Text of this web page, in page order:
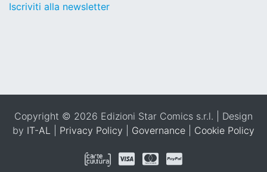
Iscriviti alla newsletter
Copyright © 2026 Edizioni Star Comics s.r.l. | Design
by IT-AL Privacy Policy Governance Cookie Policy